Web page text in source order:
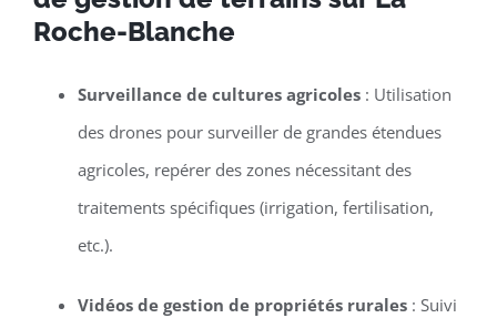
Roche-Blanche
Surveillance de cultures agricoles: Utilisation
des drones pour surveiller de grandes étendues
agricoles, repérer des zones nécessitant des
traitements spécifiques (irrigation, fertilisation,
etc.).
Vidéos de gestion de propriétés rurales: Suivi